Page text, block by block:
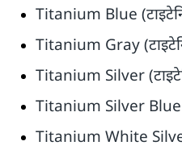
Titanium Blue
Titanium Gray
Titanium Silver
Titanium Silver Blue
Titanium White